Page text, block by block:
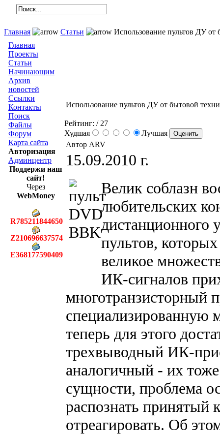
Главная Статьи
Использование пультов ДУ от
Главная
Проекты
Статьи
Начинающим
Архив
новостей
Ссылки
Контакты
Поиск
Файлы
Форум
Карта сайта
Авторизация
Админцентр
Поддержи наш
сайт!
Через
WebMoney
R785211844650
Z210696637574
E368177590409
Использование пультов ДУ от бытовой
Рейтинг: / 27
Худшая
Лучшая
Автор ARV
15.09.2010 г.
Велик соблазн
любительских
пультов,
великое
ИК-сигналов
многотранзисторный
специализированную
теперь для этого
трехвыводный ИК-
аналогичный - их
сущности, проблема
распознать принятый
отреагировать. Об